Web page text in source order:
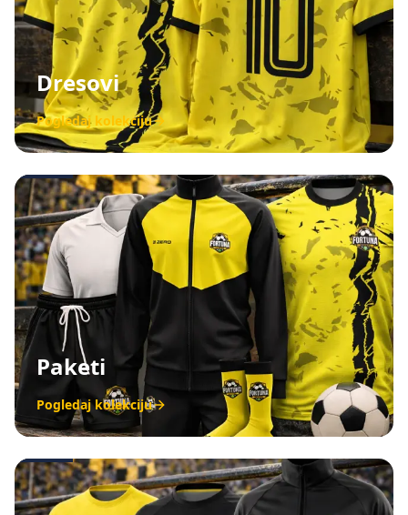
Dresovi
Pogledaj kolekciju
Paketi
Pogledaj kolekciju